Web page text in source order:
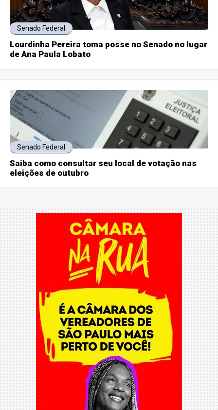
Senado Federal
Lourdinha Pereira toma posse no Senado no lugar
de Ana Paula Lobato
Senado Federal
Saiba como consultar seu local de votação nas
eleições de outubro